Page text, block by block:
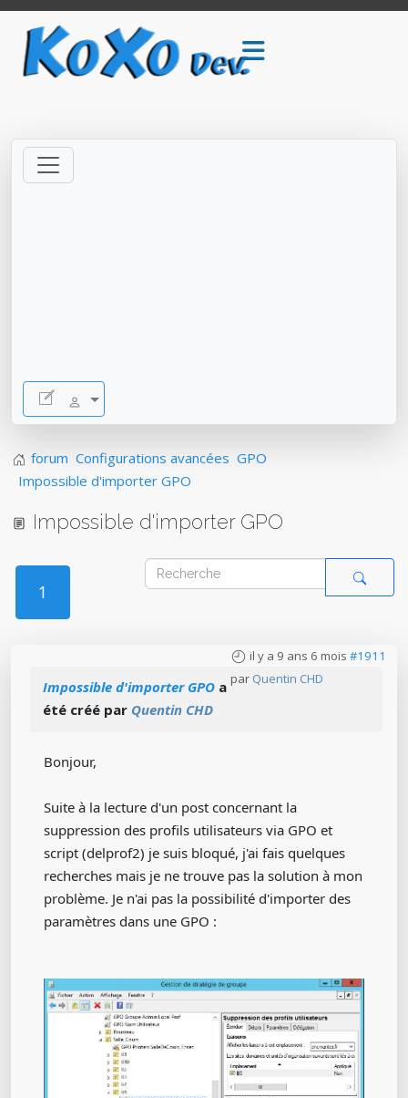
forum Configurations avancées GPO
Impossible d'importer GPO
Impossible d'importer GPO
1
il y a 9 ans 6 mois #1911
par Quentin CHD
Impossible d'importer GPO a
été créé par Quentin CHD
Bonjour,
Suite à la lecture d'un post concernant la
suppression des profils utilisateurs via GPO et
script (delprof2) je suis bloqué, j'ai fais quelques
recherches mais je ne trouve pas la solution à mon
problème. Je n'ai pas la possibilité d'importer des
paramètres dans une GPO :